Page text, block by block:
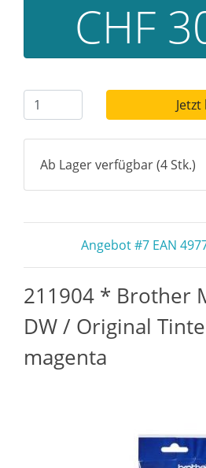
CHF
Ab Lager verfügbar (4 Stk.)
Angebot #7 EAN
211904 * Brother
DW / Original
magenta